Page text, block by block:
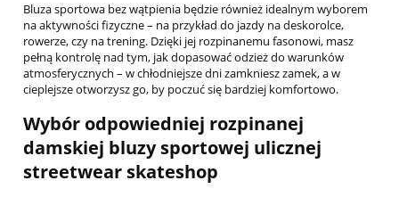
Bluza sportowa bez wątpienia będzie również idealnym wyborem
na aktywności fizyczne – na przykład do jazdy na deskorolce,
rowerze, czy na trening. Dzięki jej rozpinanemu fasonowi, masz
pełną kontrolę nad tym, jak dopasować odzież do warunków
atmosferycznych – w chłodniejsze dni zamkniesz zamek, a w
cieplejsze otworzysz go, by poczuć się bardziej komfortowo.
Wybór odpowiedniej rozpinanej
damskiej bluzy sportowej ulicznej
streetwear skateshop